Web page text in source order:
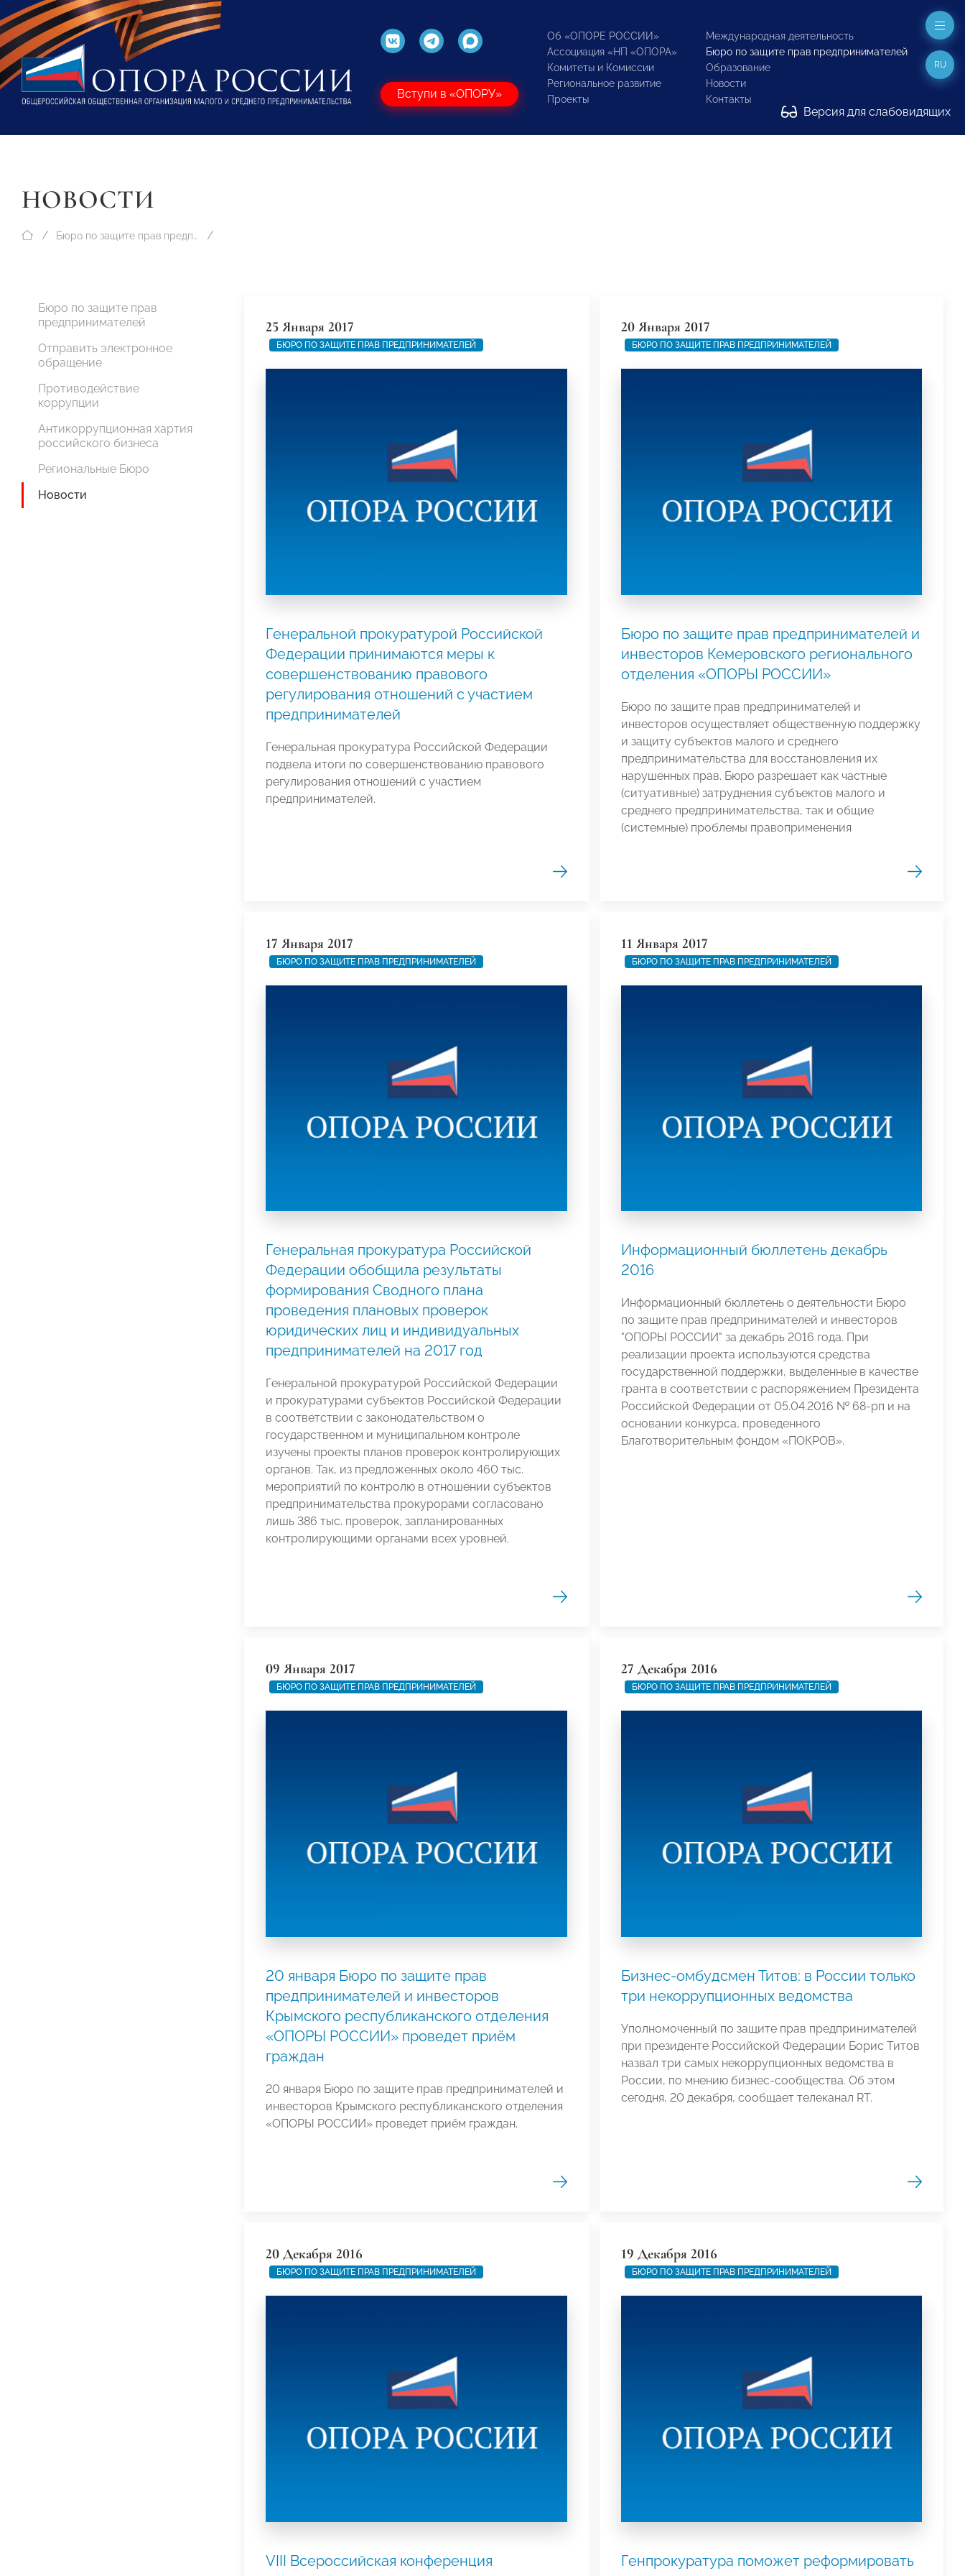
Вступи в «ОПОРУ»
Об «ОПОРЕ РОССИИ»
Ассоциация «НП «ОПОРА»
Комитеты и Комиссии
Региональное развитие
Проекты
Международная деятельность
Бюро по защите прав предпринимателей
Образование
Новости
Контакты
Версия для слабовидящих
RU
НОВОСТИ
Бюро по защите прав предпринимателей
Бюро по защите прав
предпринимателей
Отправить электронное
обращение
Противодействие
коррупции
Антикоррупционная хартия
российского бизнеса
Региональные Бюро
Новости
25 Января 2017
БЮРО ПО ЗАЩИТЕ ПРАВ ПРЕДПРИНИМАТЕЛЕЙ
Генеральной прокуратурой Российской
Федерации принимаются меры к
совершенствованию правового
регулирования отношений с участием
предпринимателей
Генеральная прокуратура Российской Федерации
подвела итоги по совершенствованию правового
регулирования отношений с участием
предпринимателей.
20 Января 2017
БЮРО ПО ЗАЩИТЕ ПРАВ ПРЕДПРИНИМАТЕЛЕЙ
Бюро по защите прав предпринимателей и
инвесторов Кемеровского регионального
отделения «ОПОРЫ РОССИИ»
Бюро по защите прав предпринимателей и
инвесторов осуществляет общественную поддержку
и защиту субъектов малого и среднего
предпринимательства для восстановления их
нарушенных прав. Бюро разрешает как частные
(ситуативные) затруднения субъектов малого и
среднего предпринимательства, так и общие
(системные) проблемы правоприменения
17 Января 2017
БЮРО ПО ЗАЩИТЕ ПРАВ ПРЕДПРИНИМАТЕЛЕЙ
Генеральная прокуратура Российской
Федерации обобщила результаты
формирования Сводного плана
проведения плановых проверок
юридических лиц и индивидуальных
предпринимателей на 2017 год
Генеральной прокуратурой Российской Федерации
и прокуратурами субъектов Российской Федерации
в соответствии с законодательством о
государственном и муниципальном контроле
изучены проекты планов проверок контролирующих
органов. Так, из предложенных около 460 тыс.
мероприятий по контролю в отношении субъектов
предпринимательства прокурорами согласовано
лишь 386 тыс. проверок, запланированных
контролирующими органами всех уровней.
11 Января 2017
БЮРО ПО ЗАЩИТЕ ПРАВ ПРЕДПРИНИМАТЕЛЕЙ
Информационный бюллетень декабрь
2016
Информационный бюллетень о деятельности Бюро
по защите прав предпринимателей и инвесторов
"ОПОРЫ РОССИИ" за декабрь 2016 года. При
реализации проекта используются средства
государственной поддержки, выделенные в качестве
гранта в соответствии с распоряжением Президента
Российской Федерации от 05.04.2016 № 68-рп и на
основании конкурса, проведенного
Благотворительным фондом «ПОКРОВ».
09 Января 2017
БЮРО ПО ЗАЩИТЕ ПРАВ ПРЕДПРИНИМАТЕЛЕЙ
20 января Бюро по защите прав
предпринимателей и инвесторов
Крымского республиканского отделения
«ОПОРЫ РОССИИ» проведет приём
граждан
20 января Бюро по защите прав предпринимателей и
инвесторов Крымского республиканского отделения
«ОПОРЫ РОССИИ» проведет приём граждан.
27 Декабря 2016
БЮРО ПО ЗАЩИТЕ ПРАВ ПРЕДПРИНИМАТЕЛЕЙ
Бизнес-омбудсмен Титов: в России только
три некоррупционных ведомства
Уполномоченный по защите прав предпринимателей
при президенте Российской Федерации Борис Титов
назвал три самых некоррупционных ведомства в
России, по мнению бизнес-сообщества. Об этом
сегодня, 20 декабря, сообщает телеканал RT.
20 Декабря 2016
БЮРО ПО ЗАЩИТЕ ПРАВ ПРЕДПРИНИМАТЕЛЕЙ
VIII Всероссийская конференция
19 Декабря 2016
БЮРО ПО ЗАЩИТЕ ПРАВ ПРЕДПРИНИМАТЕЛЕЙ
Генпрокуратура поможет реформировать